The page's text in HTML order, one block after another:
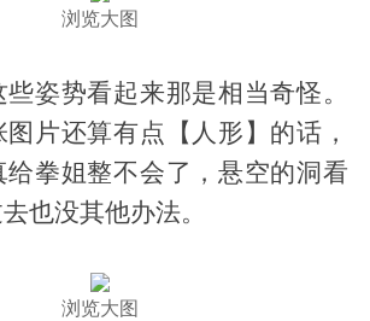
浏览大图
姿势看起来那是相当奇怪。
片还算有点【人形】的话，
给拳姐整不会了，悬空的洞看
也没其他办法。
浏览大图